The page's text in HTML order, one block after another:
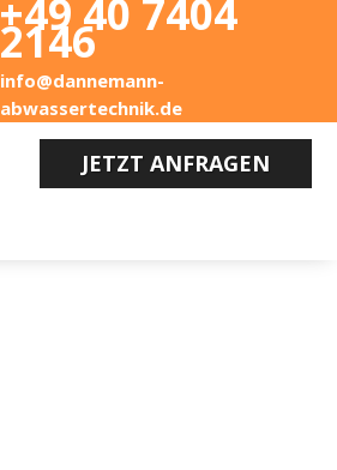
+49 40 7404
2146
info@dannemann-
abwassertechnik.de
JETZT ANFRAGEN